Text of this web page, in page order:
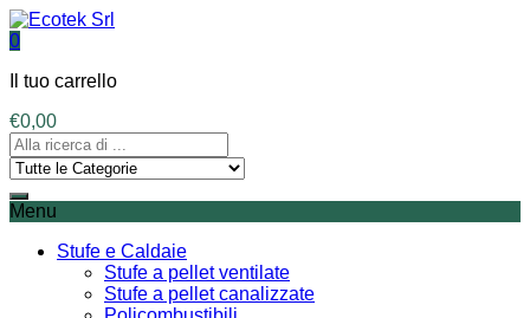
0
Il tuo carrello
€0,00
Menu
Stufe e Caldaie
Stufe a pellet ventilate
Stufe a pellet canalizzate